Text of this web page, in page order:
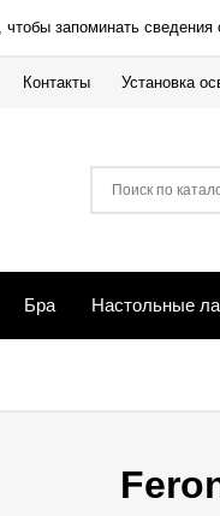
запоминать
Контакты Установка
Бра Настольные